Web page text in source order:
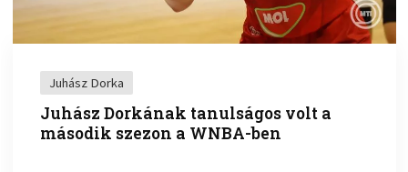
Juhász Dorka
Juhász Dorkának tanulságos volt a
második szezon a WNBA-ben